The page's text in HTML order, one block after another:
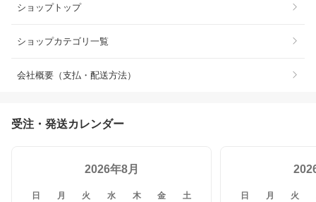
ショップトップ
ショップカテゴリ一覧
会社概要（支払・配送方法）
受注・発送カレンダー
2026年8月
日 月 火 水 木 金 土 日 月 火